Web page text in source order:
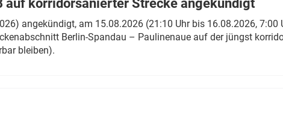
auf korridorsanierter Strecke angekündigt
angekündigt, am 15.08.2026 (21:10 Uhr bis 16.08.2026,
Berlin-Spandau – Paulinenaue auf der jüngst
bleiben).